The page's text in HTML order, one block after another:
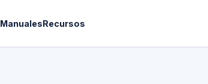
ManualesRecursos